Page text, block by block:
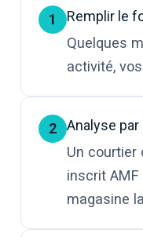
1
Remplir le
Quelques
activité,
2
Analyse
Un courtier
inscrit
magasine